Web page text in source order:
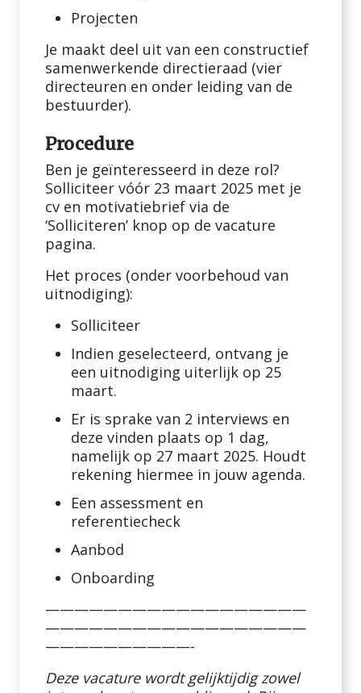
Projecten
Je maakt deel uit van een constructief
samenwerkende directieraad (vier
directeuren en onder leiding van de
bestuurder).
Procedure
Ben je geïnteresseerd in deze rol?
Solliciteer vóór 23 maart 2025 met je
cv en motivatiebrief via de
‘Solliciteren’ knop op de vacature
pagina.
Het proces (onder voorbehoud van
uitnodiging):
Solliciteer
Indien geselecteerd, ontvang je
een uitnodiging uiterlijk op 25
maart.
Er is sprake van 2 interviews en
deze vinden plaats op 1 dag,
namelijk op 27 maart 2025. Houdt
rekening hiermee in jouw agenda.
Een assessment en
referentiecheck
Aanbod
Onboarding
——————————————————
——————————————————
——————————-
Deze vacature wordt gelijktijdig zowel